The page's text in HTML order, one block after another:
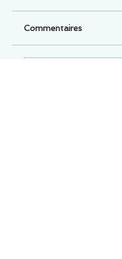
Commentaires